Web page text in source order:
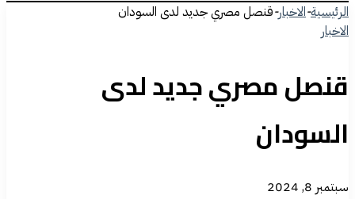
الرئيسية-الاخبار-قنصل مصري جديد لدى السودان
الاخبار
قنصل مصري جديد لدى
السودان
سبتمبر 8, 2024